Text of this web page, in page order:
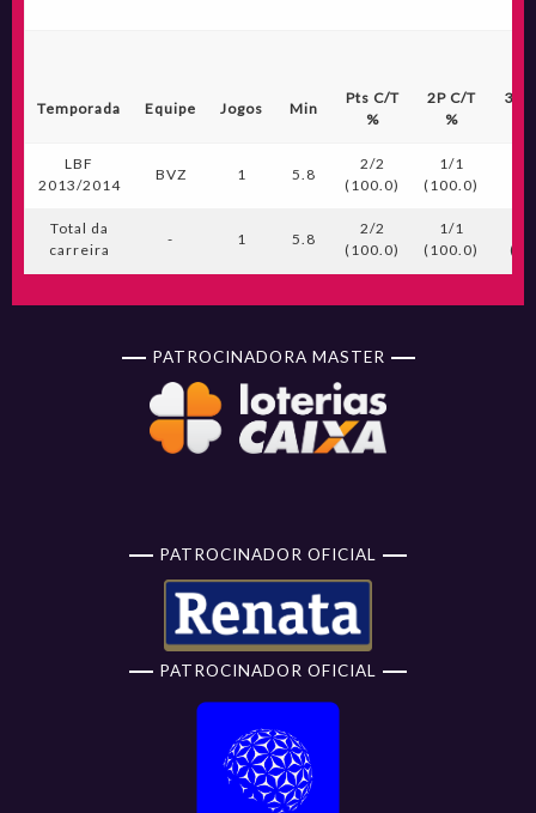
Temporada Equipe Jogos Min
Pts C/T
%
2P C/T
%
3P
LBF
2013/2014
BVZ 1 5.8
2/2
(100.0)
1/1
(100.0)
Total da
carreira
- 1 5.8
2/2
(100.0)
1/1
(100.0)
PATROCINADORA MASTER
PATROCINADOR OFICIAL
PATROCINADOR OFICIAL